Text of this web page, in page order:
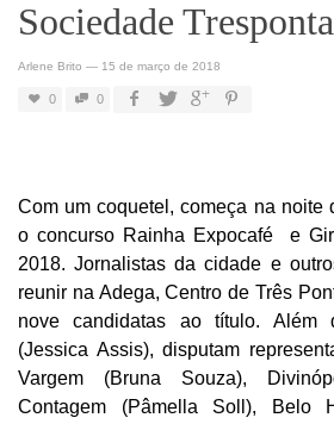
Sociedade
Arlene Brito — 15 de março de 2018
0 0
Com um coquetel, começa na noite
o concurso Rainha Expocafé e
2018. Jornalistas da cidade e
reunir na Adega, Centro de Três
nove candidatas ao título. Além
(Jessica Assis), disputam
Vargem (Bruna Souza),
Contagem (Pâmella Soll), Belo